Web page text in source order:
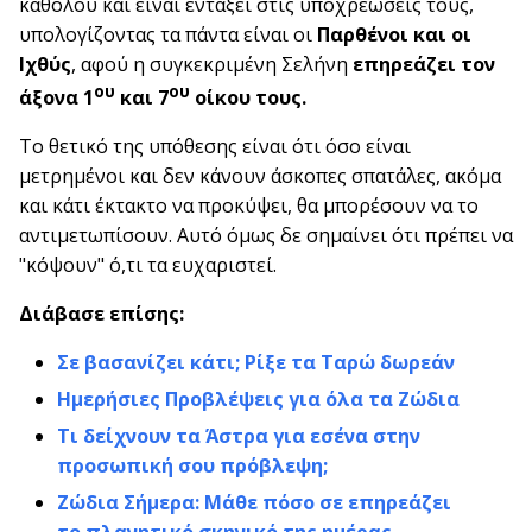
υπολογίζοντας τα πάντα είναι οι Παρθένοι και οι
Ιχθύς, αφού η συγκεκριμένη Σελήνη επηρεάζει τον
άξονα 1ου και 7ου οίκου τους.
Το θετικό της υπόθεσης είναι ότι όσο είναι
μετρημένοι και δεν κάνουν άσκοπες σπατάλες, ακόμα
και κάτι έκτακτο να προκύψει, θα μπορέσουν να το
αντιμετωπίσουν. Αυτό όμως δε σημαίνει ότι πρέπει να
"κόψουν" ό,τι τα ευχαριστεί.
Διάβασε επίσης:
Σε βασανίζει κάτι; Ρίξε τα Ταρώ δωρεάν
Ημερήσιες Προβλέψεις για όλα τα Ζώδια
Τι δείχνουν τα Άστρα για εσένα στην
προσωπική σου πρόβλεψη;
Ζώδια Σήμερα: Μάθε πόσο σε επηρεάζει